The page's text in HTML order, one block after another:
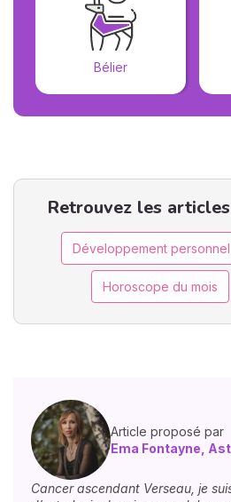
Bélier
Retrouvez les
Développement personnel
Horoscope du mois
Article proposé par
Ema Fontayne,
Cancer ascendant Verseau, je